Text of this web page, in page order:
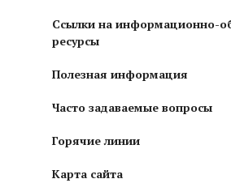
Ссылки на информационно-
ресурсы
Полезная информация
Часто задаваемые вопросы
Горячие линии
Карта сайта